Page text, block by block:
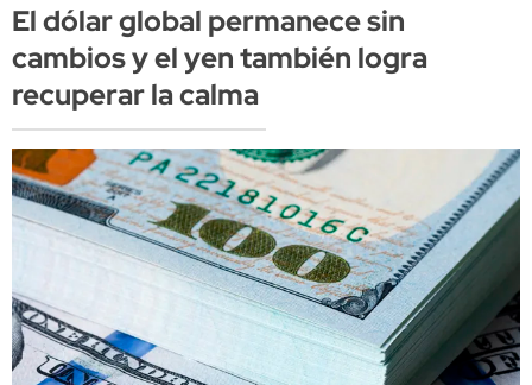
El dólar global permanece sin
cambios y el yen también logra
recuperar la calma